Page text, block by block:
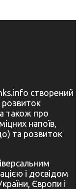
створений
розвиток
також про
напоїв,
та розвиток
і досвідом
Європи і